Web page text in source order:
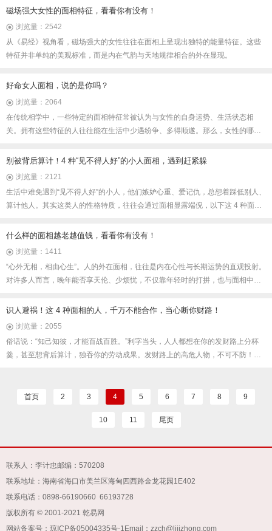
活里大家总习惯从外在气质，去联想一个人的性格和处事方式。
磁场强大女性的面相特征，看看你有没有！
浏览量：2542
从《易经》视角看，磁场强大的女性往往在面相上呈现出独特的能量特征。这些
特征并非单纯的美观标准，而是内在气韵与天地规律相合的外在显现。
好命女人面相，说的是你吗？
浏览量：2064
在传统相学中，一些特定的面相特征常被认为与女性的自身运势、生活状态相
关。拥有这些特征的人往往能在生活中少遇纷争、多得顺遂。那么，女性的哪些
别被背后算计！4 种“见不得人好”的小人面相，遇到赶紧躲
浏览量：2121
生活中难免遇到“见不得人好”的小人，他们嫉妒心重、爱记仇，总想着踩低别人、
算计他人。其实这类人的性格特质，往往会通过面相显露端倪，以下这 4 种面相
什么样的面相越老越值钱，看看你有没有！
浏览量：1411
“心外无相，相由心生”。人的外在面相，往往是内在心性与长期运势的直观投射。
对许多人而言，晚年能否享天伦、少烦忧，不仅靠年轻时的打拼，也与面相中暗
日子顺遂又舒心。
识人避祸！这 4 种面相的人，千万不能合作，当心断你财路！
浏览量：2055
俗话说：“知己知彼，才能百战百胜。”利字当头，人人都想在你的发财路上分杯
羹，甚至想背后算计，独吞你的劳动成果。发财路上的高危人物，不可不防！想
首页 2 3 4 5 6 7 8 9
10 11 尾页
联系人：李计忠邮编：570208
联系地址：海南省海口市美兰区海甸四西路金龙花园1E402
联系电话：0898-66190660 66193728
版权所有 © 2001-2021 乾易网
网站备案号： 琼ICP备05004335号-1 Email：zzch@lijizhong.com